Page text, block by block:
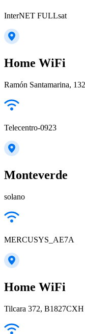
InterNET FULLsat
Home WiFi
Ramón Santamarina,
Telecentro-0923
Monteverde
solano
MERCUSYS_AE7A
Home WiFi
Tilcara 372,